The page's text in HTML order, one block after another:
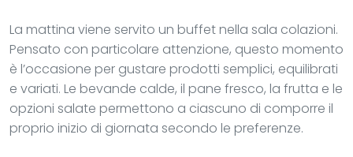
La mattina viene servito un buffet nella sala colazioni.
Pensato con particolare attenzione, questo momento
è l’occasione per gustare prodotti semplici, equilibrati
e variati. Le bevande calde, il pane fresco, la frutta e le
opzioni salate permettono a ciascuno di comporre il
proprio inizio di giornata secondo le preferenze.